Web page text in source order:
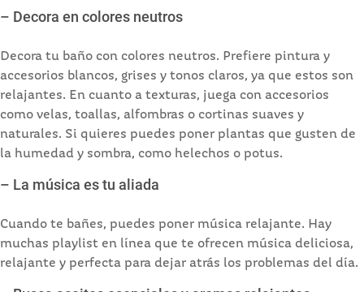
– Decora en colores neutros
Decora tu baño con colores neutros. Prefiere pintura y
accesorios blancos, grises y tonos claros, ya que estos son
relajantes. En cuanto a texturas, juega con accesorios
como velas, toallas, alfombras o cortinas suaves y
naturales. Si quieres puedes poner plantas que gusten de
la humedad y sombra, como helechos o potus.
– La música es tu aliada
Cuando te bañes, puedes poner música relajante. Hay
muchas playlist en línea que te ofrecen música deliciosa,
relajante y perfecta para dejar atrás los problemas del día.